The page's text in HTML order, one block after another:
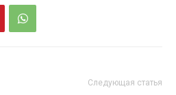
Следующая статья